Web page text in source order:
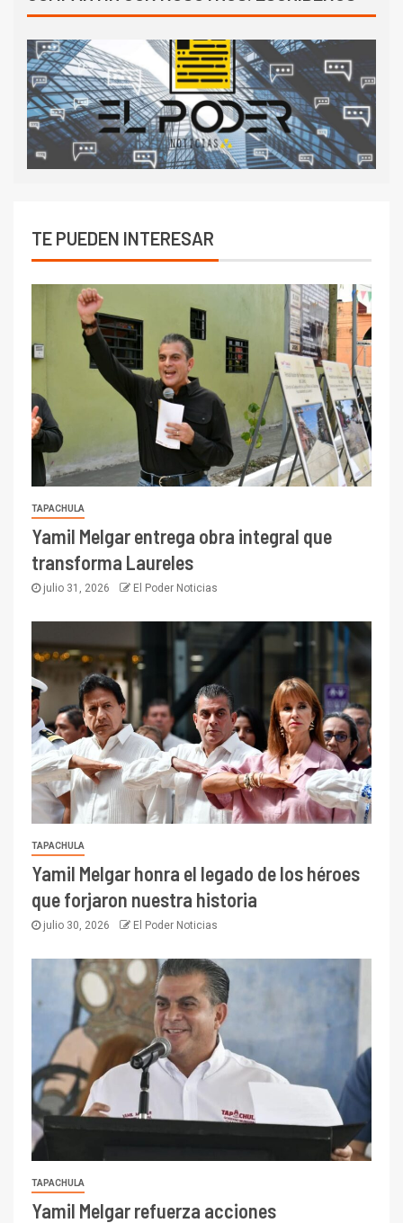
TE PUEDEN INTERESAR
TAPACHULA
Yamil Melgar entrega obra integral que
transforma Laureles
julio 31, 2026 El Poder Noticias
TAPACHULA
Yamil Melgar honra el legado de los héroes
que forjaron nuestra historia
julio 30, 2026 El Poder Noticias
TAPACHULA
Yamil Melgar refuerza acciones